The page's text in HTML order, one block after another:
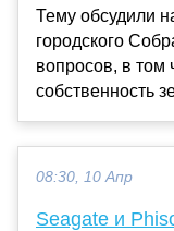
Тему обсудили
городского
вопросов, в том
собственность
08:30, 10 Апр
Seagate и